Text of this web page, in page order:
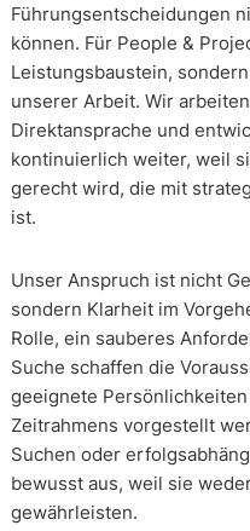
Führungsentscheidungen
können. Für People &
Leistungsbaustein,
unserer Arbeit. Wir
Direktansprache und
kontinuierlich weiter, weil
gerecht wird, die mit
ist.
Unser Anspruch ist nicht
sondern Klarheit im
Rolle, ein sauberes
Suche schaffen die
geeignete
Zeitrahmens vorgestellt
Suchen oder
bewusst aus, weil sie
gewährleisten.